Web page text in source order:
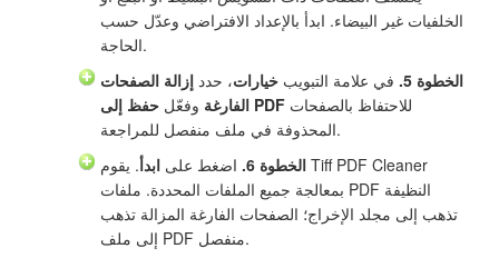
الخلفيات غير البيضاء. ابدأ بالإعداد الافتراضي وعدّل حسب
الحاجة.
الخطوة 5.
في علامة التبويب خيارات، حدد إزالة الصفحات
الفارغة وفعّل حفظ إلى PDF
المحذوفة في ملف منفصل للمراجعة.
الخطوة 6.
اضغط على ابدأ. يقوم Tiff PDF Cleaner
بمعالجة جميع الملفات المحددة. ملفات PDF النظيفة
تذهب إلى مجلد الإخراج؛ الصفحات الفارغة المزالة تذهب
إلى ملف PDF منفصل.